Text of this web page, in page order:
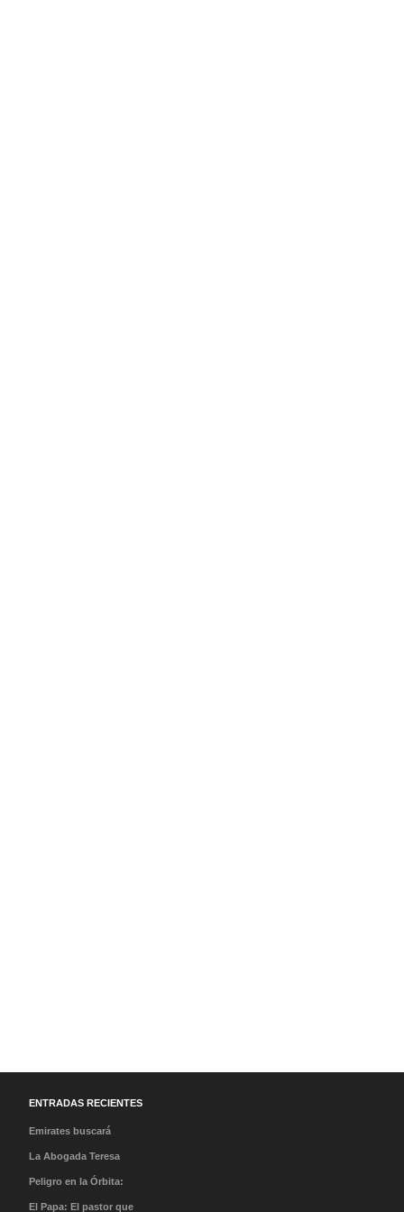
ENTRADAS RECIENTES
Emirates buscará
tripulantes en México en
La Abogada Teresa
Stella Mera Gómez es la
Peligro en la Órbita:
¿Qué es la «Basura
El Papa: El pastor que